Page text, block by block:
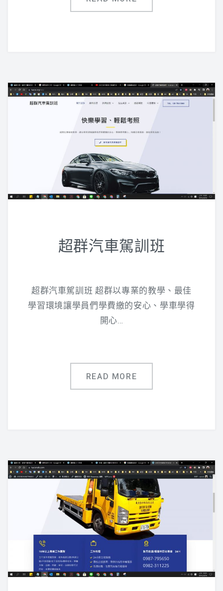
超群汽車駕訓班
超群汽車駕訓班 超群以專業的教學、最佳
學習環境讓學員們學費繳的安心、學車學得
開心…
READ MORE